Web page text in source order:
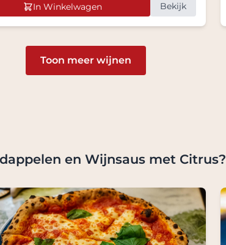
In Winkelwagen Bekijk
Toon meer wijnen
en Wijnsaus met Citrus?